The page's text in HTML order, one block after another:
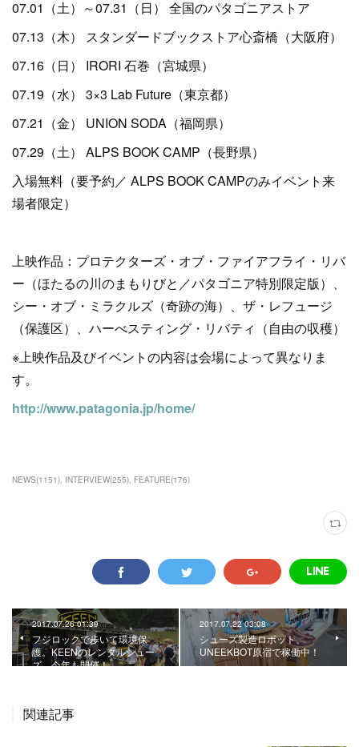
07.01（土）～07.31（日） 全国のパタゴニアストア
07.13（木） スタンダードブックストア心斎橋（大阪府）
07.16（日） IRORI 石巻（宮城県）
07.19（水） 3×3 Lab Future（東京都）
07.21（金） UNION SODA（福岡県）
07.29（土） ALPS BOOK CAMP（長野県）
入場無料（要予約／ ALPS BOOK CAMPのみイベント来
場者限定）
上映作品：プロテクターズ・オブ・ファイアフライ・リバ
ー（ほたるの川のまもりびと／パタゴニア特別限定版）、
シー・オブ・ミラクルズ（奇跡の海）、ザ・レフュージ
（保護区）、ハーべスティング・リバティ（自由の収穫）
※上映作品及びイベントの内容は会場によって異なりま
す。
http://www.patagonia.jp/home/
NEWS(1151) INTERVIEW(255) FEATURE(176)
2017.07.26 01:39
フジロックで歩いて環境保
護。KEENのレンタルシュー
ズ、今年も開催！
2017.07.22 03:08
シューズ製造ロボット、
UNEEKBOT原宿で稼働中！
関連記事